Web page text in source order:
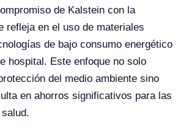
de Kalstein con la
refleja en el uso de materiales
de bajo consumo energético
hospital. Este enfoque no solo
del medio ambiente sino
en ahorros significativos para las